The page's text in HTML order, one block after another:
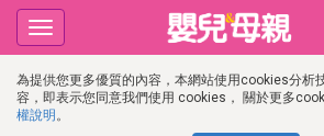
為提供您更多優質的內容，本網站使用cookies分析
容，即表示您同意我們使用 cookies， 關於更多
權說明 。
Toggle
navigation